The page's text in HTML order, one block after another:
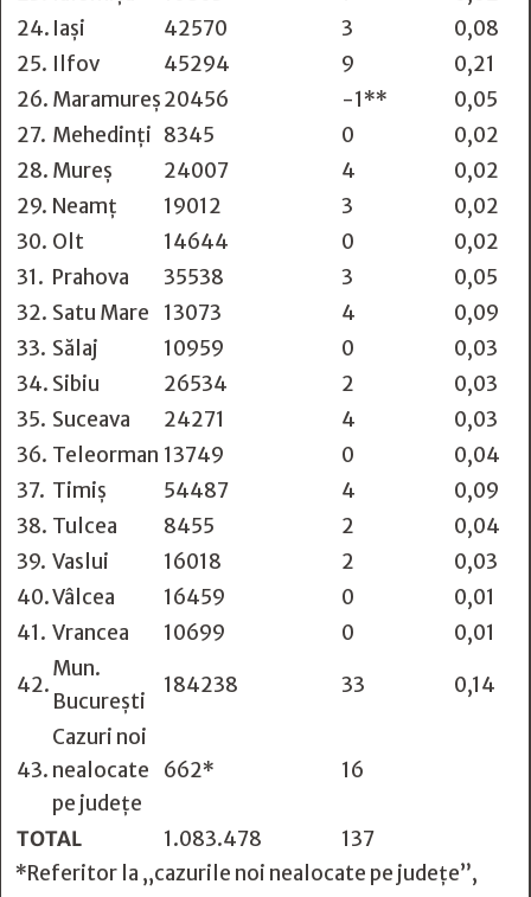
24. Iași 42570 3
0,08
25. Ilfov 45294 9
0,21
26. Maramureș20456 -1**
0,05
27. Mehedinți 8345 0
0,02
28. Mureș 24007 4
0,02
29. Neamț 19012 3
0,02
30. Olt 14644 0
0,02
31. Prahova 35538 3
0,05
32. Satu Mare 13073 4
0,09
33. Sălaj 10959 0
0,03
34. Sibiu 26534 2
0,03
35. Suceava 24271 4
0,03
36. Teleorman 13749 0
0,04
37. Timiș 54487 4
0,09
38. Tulcea 8455 2
0,04
39. Vaslui 16018 2
0,03
40.Vâlcea 16459 0
0,01
41. Vrancea 10699 0
0,01
42.
Mun.
București
184238 33 0,14
43.
Cazuri noi
nealocate
pe județe
662* 16
TOTAL 1.083.478
137
*Referitor la „cazurile noi nealocate pe județe”,